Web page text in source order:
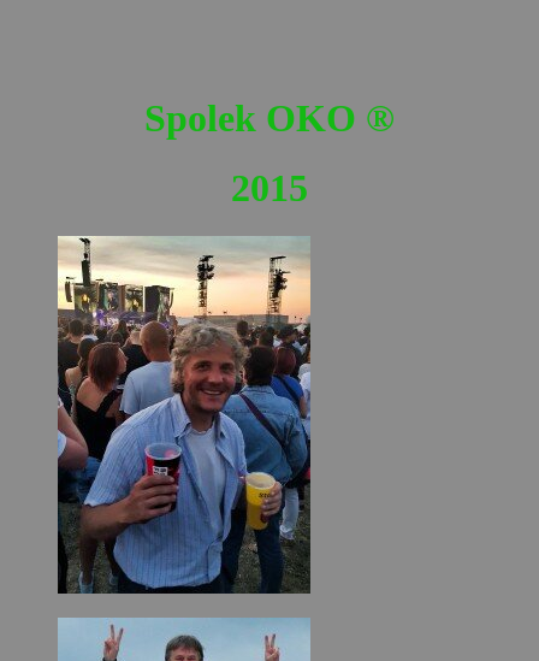
Spolek OKO ®
2015